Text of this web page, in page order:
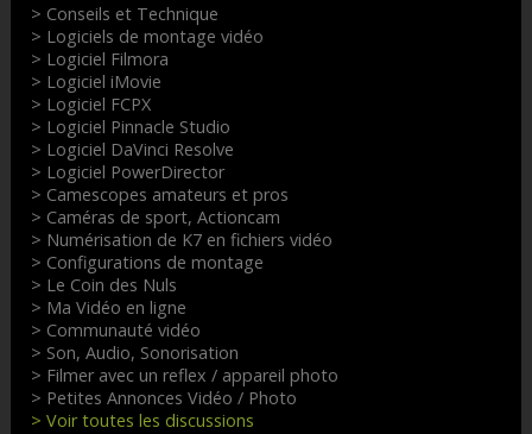
> Conseils et Technique
> Logiciels de montage vidéo
> Logiciel Filmora
> Logiciel iMovie
> Logiciel FCPX
> Logiciel Pinnacle Studio
> Logiciel DaVinci Resolve
> Logiciel PowerDirector
> Camescopes amateurs et pros
> Caméras de sport, Actioncam
> Numérisation de K7 en fichiers vidéo
> Configurations de montage
> Le Coin des Nuls
> Ma Vidéo en ligne
> Communauté vidéo
> Son, Audio, Sonorisation
> Filmer avec un reflex / appareil photo
> Petites Annonces Vidéo / Photo
> Voir toutes les discussions